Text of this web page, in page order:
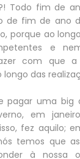
Todo fim de
de fim de ano
porque ao
e
com que a
das
pagar uma big
em
fez aquilo;
temos que
à nossa